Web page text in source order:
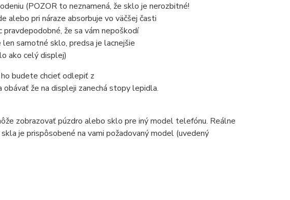
(POZOR to neznamená, že sklo je nerozbitné!
alebo pri náraze absorbuje vo väčšej časti
pravdepodobné, že sa vám nepoškodí
samotné sklo, predsa je lacnejšie
ako celý displej)
budete chcieť odlepiť z
obávať že na displeji zanechá stopy lepidla.
zobrazovať púzdro alebo sklo pre iný model telefónu. Reálne
je prispôsobené na vami požadovaný model (uvedený